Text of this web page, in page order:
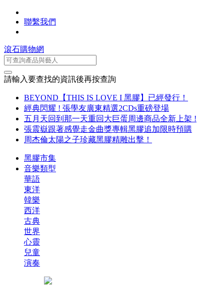
聯繫我們
滾石購物網
請輸入要查找的資訊後再按查詢
BEYOND【THIS IS LOVE I 黑膠】已經發行！
經典閃耀 ! 張學友廣東精選2CDs重磅登場
五月天回到那一天重回大巨蛋周邊商品全新上架 !
張震嶽跟著感覺走金曲獎專輯黑膠追加限時預購
周杰倫太陽之子珍藏黑膠精雕出擊！
黑膠市集
音樂類型
華語
東洋
韓樂
西洋
古典
世界
心靈
兒童
演奏